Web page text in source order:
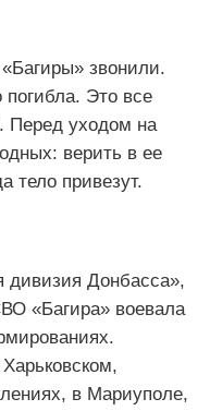
звонили.
погибла. Это все
Перед уходом на
верить в ее
тело привезут.
дивизия Донбасса»,
«Багира» воевала
в Мариуполе,